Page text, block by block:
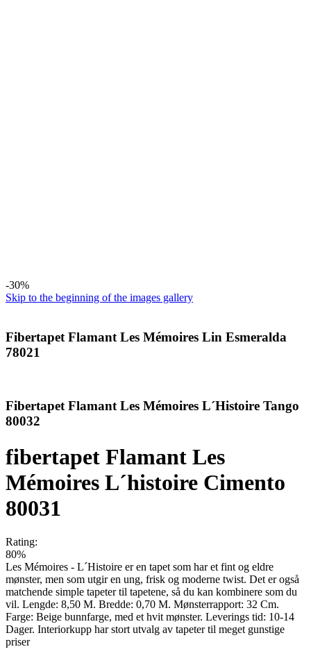
-30%
Skip to the beginning of the images gallery
Fibertapet Flamant Les Mémoires Lin Esmeralda
78021
Fibertapet Flamant Les Mémoires L´Histoire Tango
80032
fibertapet Flamant Les
Mémoires L´histoire Cimento
80031
Rating:
80%
Les Mémoires - L´Histoire er en tapet som har et fint og eldre
mønster, men som utgir en ung, frisk og moderne twist. Det er også
matchende simple tapeter til tapetene, så du kan kombinere som du
vil. Lengde: 8,50 M. Bredde: 0,70 M. Mønsterrapport: 32 Cm.
Farge: Beige bunnfarge, med et hvit mønster. Leverings tid: 10-14
Dager. Interiorkupp har stort utvalg av tapeter til meget gunstige
priser